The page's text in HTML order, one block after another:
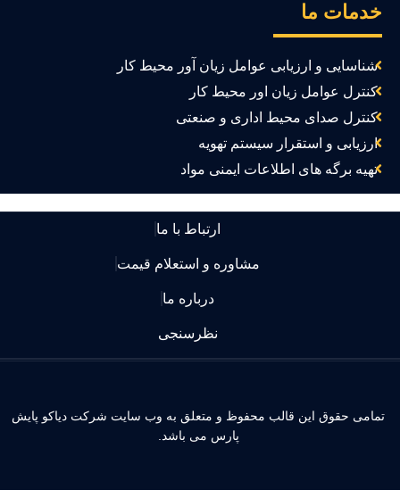
ما
شناسایی و ارزیابی عوامل زیان آور محیط کار
کنترل عوامل زیان اور محیط کار
کنترل صدای محیط اداری و صنعتی
ارزیابی و استقرار سیستم تهویه
تهیه برگه های اطلاعات ایمنی مواد
ارتباط با ما
مشاوره و استعلام قیمت
درباره ما
نظرسنجی
حقوق این قالب محفوظ و متعلق به وب سایت شرکت دیاکو پایش
پارس می باشد.